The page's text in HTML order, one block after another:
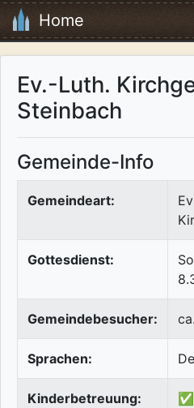
Home
Ev.-Luth.
Steinbach
Gemeinde-Info
Gemeindeart:
Gottesdienst:
Gemeindebesucher:
Sprachen:
Kinderbetreuung: